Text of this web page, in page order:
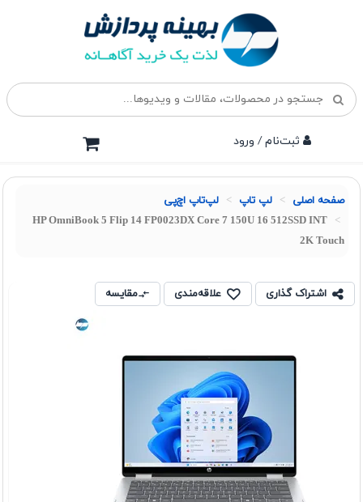
ثبت‌نام / ورود
صفحه اصلی لپ تاپ لپ‌تاپ اچ‌پی
HP OmniBook 5 Flip 14 FP0023DX Core 7 150U 16 512SSD INT
2K Touch
اشتراک گذاری علاقه‌مندی مقایسه